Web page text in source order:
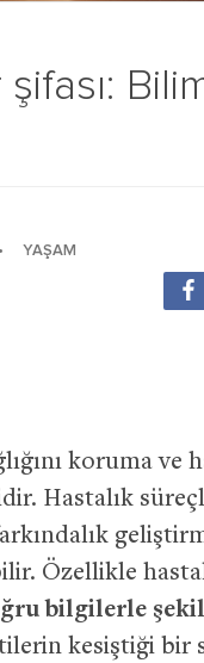
YAŞAM
koruma
Hastalık
Özellikle
bilgilerle
kesiştiği bir